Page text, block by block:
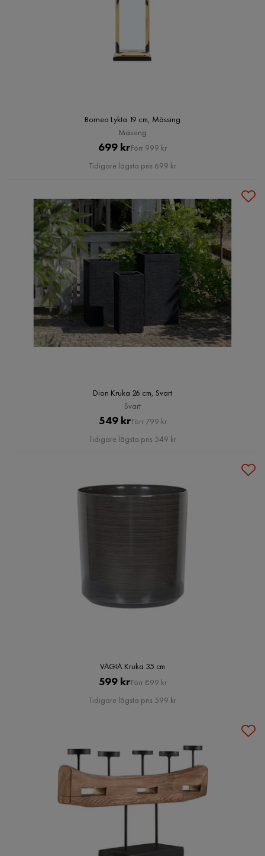
Borneo Lykta 19 cm, Mässing
Mässing
Pris
699 krOriginal
Pris
Förr 999 kr
Tidigare lägsta pris 699 kr
Dion Kruka 26 cm, Svart
Svart
Pris
549 krOriginal
Pris
Förr 799 kr
Tidigare lägsta pris 549 kr
VAGIA Kruka 35 cm
Pris
599 krOriginal
Pris
Förr 899 kr
Tidigare lägsta pris 599 kr